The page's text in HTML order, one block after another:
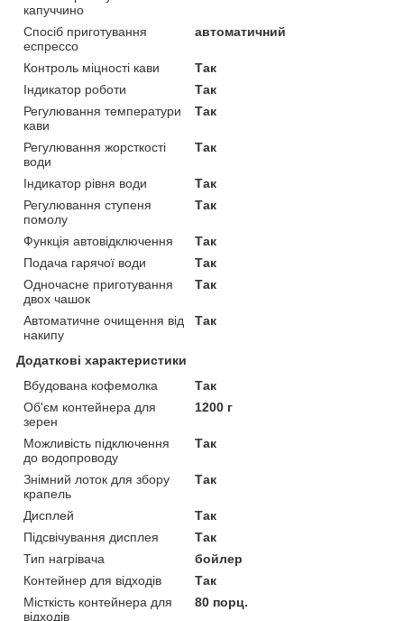
капуччино
Спосіб приготування
еспрессо
автоматичний
Контроль міцності кави
Так
Індикатор роботи
Так
Регулювання температури
кави
Так
Регулювання жорсткості
води
Так
Індикатор рівня води
Так
Регулювання ступеня
помолу
Так
Функція автовідключення
Так
Подача гарячої води
Так
Одночасне приготування
двох чашок
Так
Автоматичне очищення від
накипу
Так
Додаткові характеристики
Вбудована кофемолка
Так
Об'єм контейнера для
зерен
1200 г
Можливість підключення
до водопроводу
Так
Знімний лоток для збору
крапель
Так
Дисплей
Так
Підсвічування дисплея
Так
Тип нагрівача
бойлер
Контейнер для відходів
Так
Місткість контейнера для
відходів
80 порц.